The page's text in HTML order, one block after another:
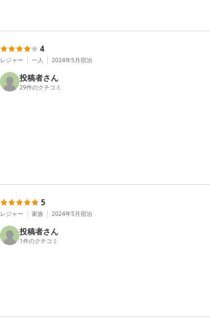
4
レジャー 一人 2024年5月宿泊
投稿者さん
29件のクチコミ
5
レジャー 家族 2024年5月宿泊
投稿者さん
1件のクチコミ